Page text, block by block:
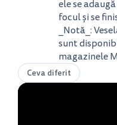
ele se
focul și se
_Notă_:
sunt
magazinele
Ceva diferit